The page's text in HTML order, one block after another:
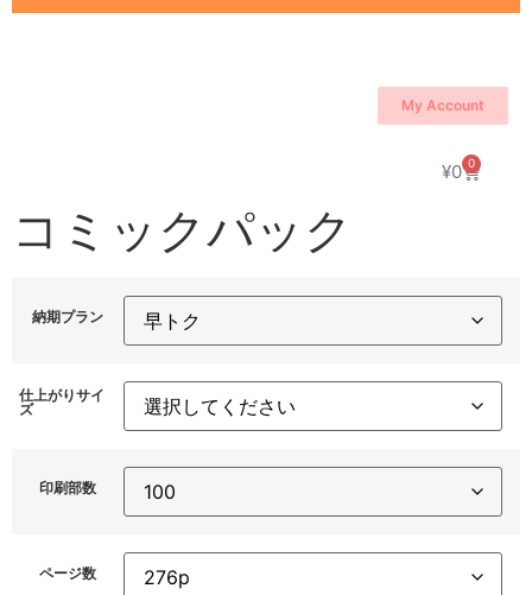
My Account
¥0 0
コミックパック
納期プラン
仕上がりサイ
ズ
印刷部数
ページ数